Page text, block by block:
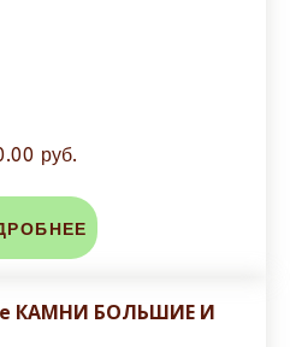
руб.
КАМНИ БОЛЬШИЕ И